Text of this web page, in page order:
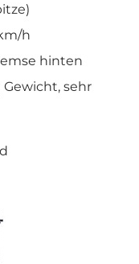
h
hinten
Gewicht, sehr